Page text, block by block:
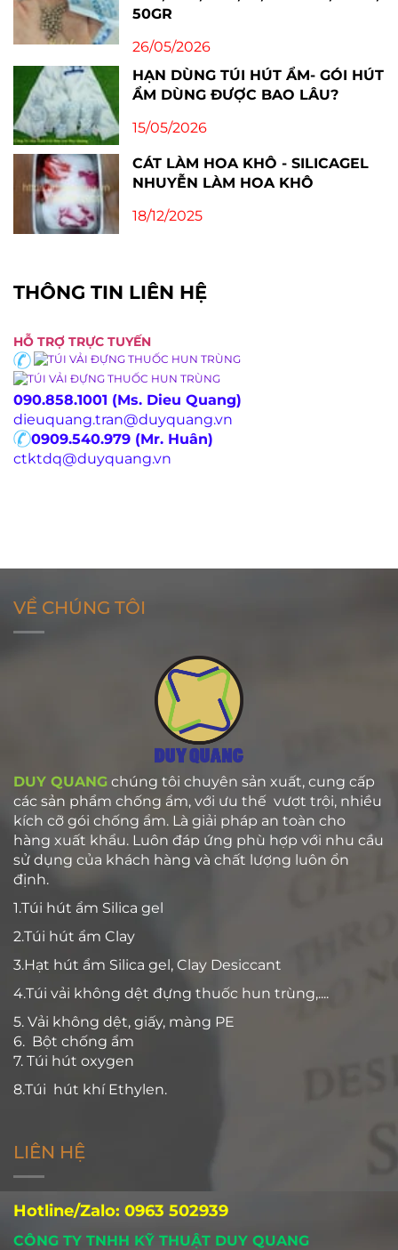
50GR
26/05/2026
HẠN DÙNG TÚI HÚT ẨM- GÓI HÚT
ẨM DÙNG ĐƯỢC BAO LÂU?
15/05/2026
CÁT LÀM HOA KHÔ - SILICAGEL
NHUYỄN LÀM HOA KHÔ
18/12/2025
THÔNG TIN LIÊN HỆ
HỖ TRỢ TRỰC TUYẾN
090.858.1001 (Ms. Dieu Quang)
dieuquang.tran@duyquang.vn
0909.540.979 (Mr. Huân)
ctktdq@duyquang.vn
VỀ CHÚNG TÔI
DUY QUANG chúng tôi chuyên sản xuất, cung cấp
các sản phẩm chống ẩm, với ưu thế vượt trội, nhiều
kích cỡ gói chống ẩm. Là giải pháp an toàn cho
hàng xuất khẩu. Luôn đáp ứng phù hợp với nhu cầu
sử dụng của khách hàng và chất lượng luôn ổn
định.
1.Túi hút ẩm Silica gel
2.Túi hút ẩm Clay
3.Hạt hút ẩm Silica gel, Clay Desiccant
4.Túi vải không dệt đựng thuốc hun trùng,....
5. Vải không dệt, giấy, màng PE
6. Bột chống ẩm
7. Túi hút oxygen
8.Túi hút khí Ethylen.
LIÊN HỆ
Hotline/Zalo: 0963 502939
CÔNG TY TNHH KỸ THUẬT DUY QUANG